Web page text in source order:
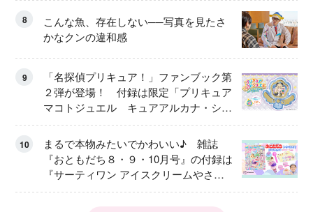
8
こんな魚、存在しない──写真を見たさ
かなクンの違和感
9
「名探偵プリキュア！」ファンブック第
２弾が登場！ 付録は限定「プリキュア
マコトジュエル キュアアルカナ・シャ
ドウ アイスver.」 キュアエクレールを
大特集！
10
まるで本物みたいでかわいい♪ 雑誌
『おともだち８・９・10月号』の付録は
『サーティワン アイスクリームやさ
ん』